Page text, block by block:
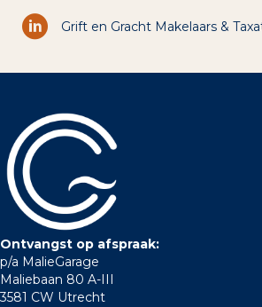
Grift en Gracht Makelaars &
Ontvangst op afspraak:
p/a MalieGarage
Maliebaan 80 A-III
3581 CW Utrecht